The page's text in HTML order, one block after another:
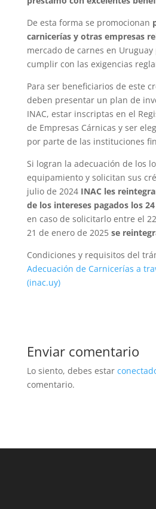
De esta forma se promocionan
carnicerías y otras empresas
mercado de carnes en
cumplir con las exigencias
Para ser beneficiarios de este
deben presentar un plan de
INAC, estar inscriptas en el
de Empresas Cárnicas y ser
por parte de las instituciones
Si logran la adecuación de los
equipamiento y solicitan sus
julio de 2024 INAC les
de los intereses pagados los
en caso de solicitarlo entre el
21 de enero de 2025 se
Condiciones y requisitos del
Adecuación de Carnicerías a
(inac.uy)
Enviar comentario
Lo siento, debes estar
comentario.